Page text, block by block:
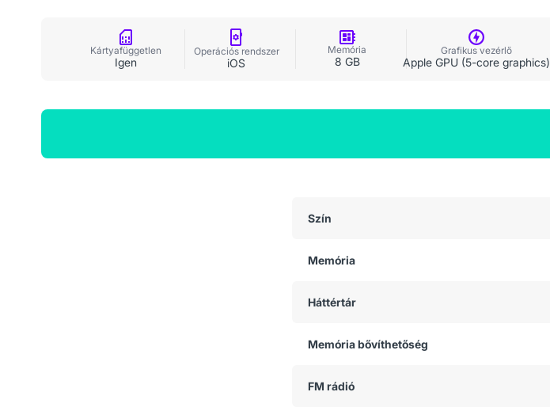
Kártyafüggetlen
Igen
Operációs rendszer
iOS
Memória
8 GB
Grafikus vezérlő
Apple GPU (5-core graphics)
Szín
Memória
Háttértár
Memória bővíthetőség
FM rádió